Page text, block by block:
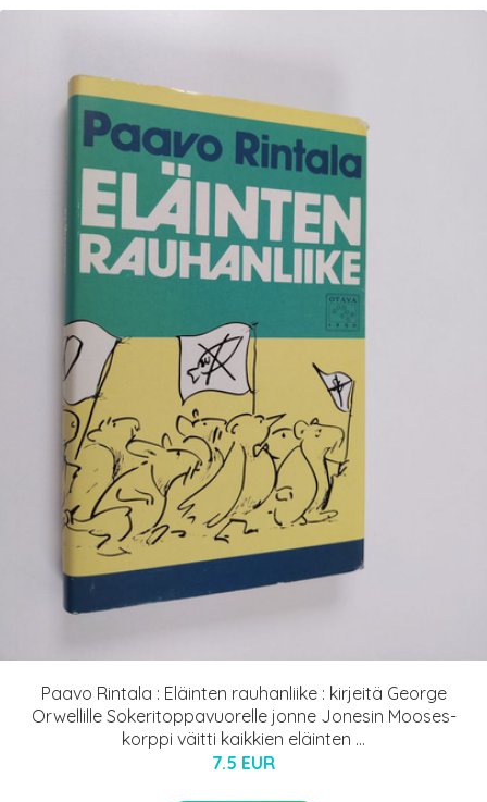
Paavo Rintala : Eläinten rauhanliike : kirjeitä George
Orwellille Sokeritoppavuorelle jonne Jonesin Mooses-
korppi väitti kaikkien eläinten ...
7.5 EUR